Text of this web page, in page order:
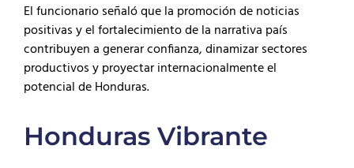
El funcionario señaló que la promoción de noticias
positivas y el fortalecimiento de la narrativa país
contribuyen a generar confianza, dinamizar sectores
productivos y proyectar internacionalmente el
potencial de Honduras.
Honduras Vibrante